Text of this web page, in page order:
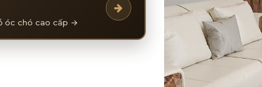
óc chó cao cấp →